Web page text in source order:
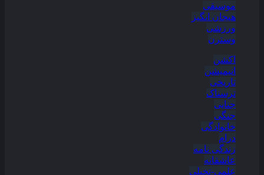
موسیقی
هیجان انگیز
ورزشی
وسترن
اکشن
انیمیشن
تاریخی
ترسناک
جنایی
جنگی
خانوادگی
درام
زندگی نامه
عاشقانه
علمی-تخیلی